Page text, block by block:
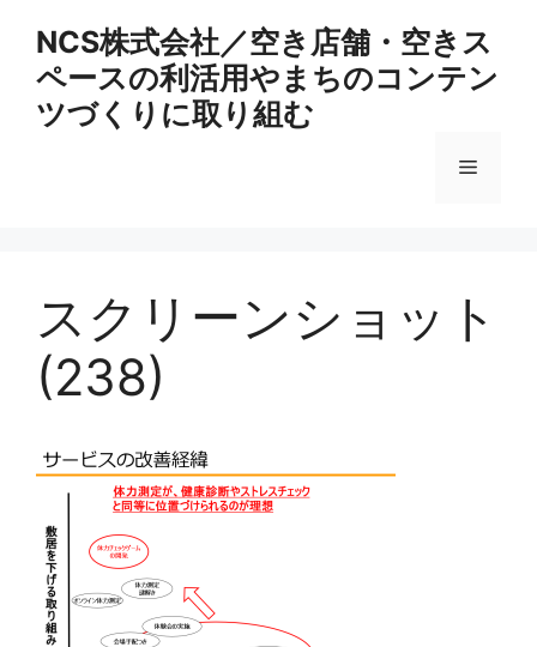
NCS株式会社／空き店舗・空きス
ペースの利活用やまちのコンテン
ツづくりに取り組む
メ
ュ
スクリーンショット
(238)